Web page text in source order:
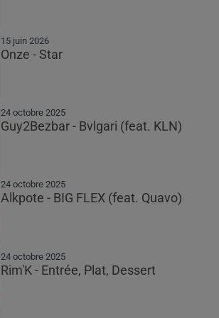
15 juin 2026
Onze - Star
24 octobre 2025
Guy2Bezbar - Bvlgari (feat. KLN)
24 octobre 2025
Alkpote - BIG FLEX (feat. Quavo)
24 octobre 2025
Rim'K - Entrée, Plat, Dessert